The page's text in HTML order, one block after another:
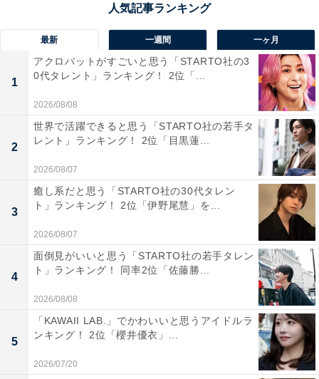
最新 一週間 一ヶ月
1
アクロバットがすごいと思う「STARTO社の3
0代タレント」ランキング！ 2位「...
2026/08/08
2
世界で活躍できると思う「STARTO社の若手タ
レント」ランキング！ 2位「目黒蓮...
2026/08/07
3
癒し系だと思う「STARTO社の30代タレン
ト」ランキング！ 2位「伊野尾慧」を...
2026/08/07
4
面倒見がいいと思う「STARTO社の若手タレン
ト」ランキング！ 同率2位「佐藤勝...
2026/08/08
5
「KAWAII LAB.」でかわいいと思うアイドルラ
ンキング！ 2位「櫻井優衣」...
2026/07/20